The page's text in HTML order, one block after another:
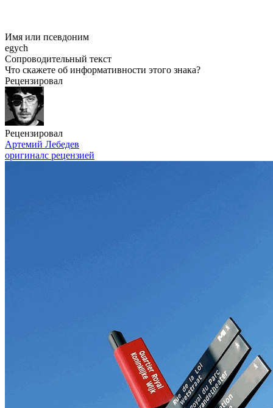
Имя или псевдоним
egych
Сопроводительный текст
Что скажете об информативности этого знака?
Рецензировал
Рецензировал
Артемий Лебедев
оригиналс рецензией